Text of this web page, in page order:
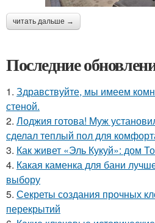
читать дальше →
Последние
1. Здравствуйте, мы имеем
стеной.
2. Лоджия готова! Муж
сделал теплый пол для
3. Как живет «Эль Кукуй»: дом
4. Какая каменка для бани
выбору
5. Секреты создания прочных
перекрытий